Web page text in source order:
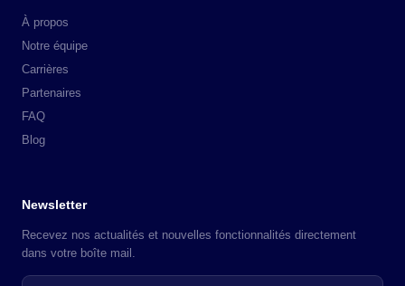
À propos
Notre équipe
Carrières
Partenaires
FAQ
Blog
Newsletter
Recevez nos actualités et nouvelles fonctionnalités directement
dans votre boîte mail.